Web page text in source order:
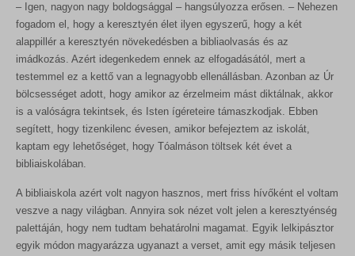
– Igen, nagyon nagy boldogsággal – hangsúlyozza erősen. – Nehezen
fogadom el, hogy a keresztyén élet ilyen egyszerű, hogy a két
alappillér a keresztyén növekedésben a bibliaolvasás és az
imádkozás. Azért idegenkedem ennek az elfogadásától, mert a
testemmel ez a kettő van a legnagyobb ellenállásban. Azonban az Úr
bölcsességet adott, hogy amikor az érzelmeim mást diktálnak, akkor
is a valóságra tekintsek, és Isten ígéreteire támaszkodjak. Ebben
segített, hogy tizenkilenc évesen, amikor befejeztem az iskolát,
kaptam egy lehetőséget, hogy Tóalmáson töltsek két évet a
bibliaiskolában.
A bibliaiskola azért volt nagyon hasznos, mert friss hívőként el voltam
veszve a nagy világban. Annyira sok nézet volt jelen a keresztyénség
palettáján, hogy nem tudtam behatárolni magamat. Egyik lelkipásztor
egyik módon magyarázza ugyanazt a verset, amit egy másik teljesen
sbjs_udata
tk_ai